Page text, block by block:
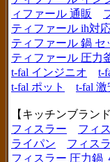
ィファール 通販
ティファール ih対
ティファール 鍋 セ
ティファール 圧力
t-fal インジニオ
t-
t-fal ポット
t-fal 激
【キッチンブラン
フィスラー
フィ
ライパン
フィス
フィスラー 圧力鍋